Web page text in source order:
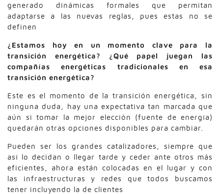
generado dinámicas formales que permitan
adaptarse a las nuevas reglas, pues estas no se
definen
¿Estamos hoy en un momento clave para la
transición energética? ¿Qué papel juegan las
compañías energéticas tradicionales en esa
transición energética?
Este es el momento de la transición energética, sin
ninguna duda, hay una expectativa tan marcada que
aún si tomar la mejor elección (fuente de energía)
quedarán otras opciones disponibles para cambiar.
Pueden ser los grandes catalizadores, siempre que
así lo decidan o llegar tarde y ceder ante otros más
eficientes, ahora están colocadas en el lugar y con
las infraestructuras y redes que todos buscamos
tener incluyendo la de clientes